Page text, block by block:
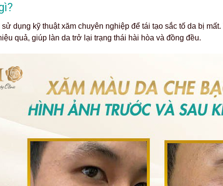
dụng kỹ thuật xăm chuyên nghiệp để tái tạo sắc tố da bị
quả, giúp làn da trở lại trạng thái hài hòa và đồng đều.